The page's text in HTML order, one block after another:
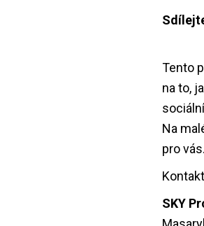
Tento
na to,
Na
pro vás.
SKY